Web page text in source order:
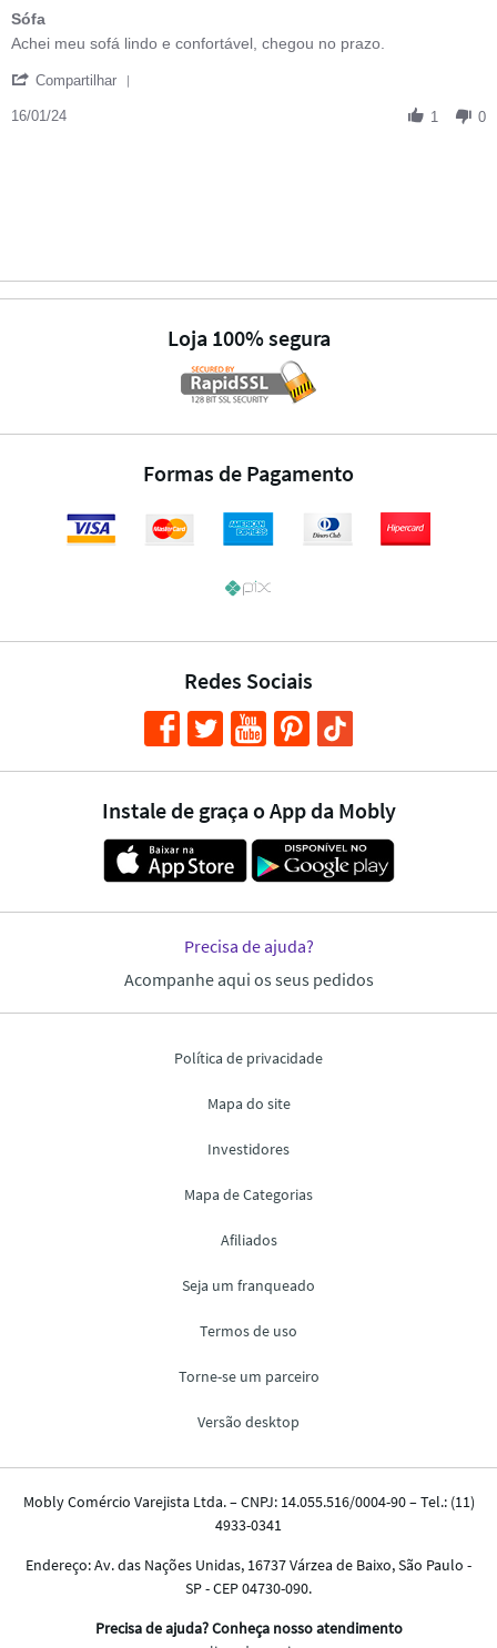
Sófa
Review by adriana s. on 16 Jan 2024
review stating Sófa
Achei meu sofá lindo e confortável, chegou no prazo.
Compartilhar
16/01/24 1 0